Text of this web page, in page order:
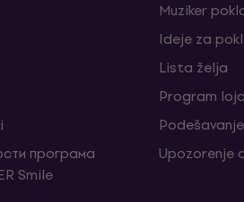
програма
Smile
Muziker
Ideje za
Lista želja
Program
Upozorenje